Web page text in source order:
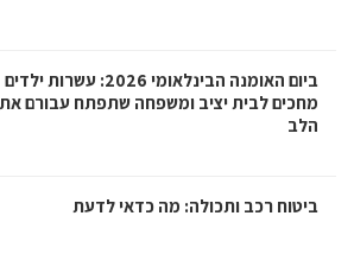
ביום האומנה הבינלאומי 2026: עשרות ילדים
מחכים לבית יציב ומשפחה שתפתח עבורם את
הלב
ביטוח רכב ותכולה: מה כדאי לדעת